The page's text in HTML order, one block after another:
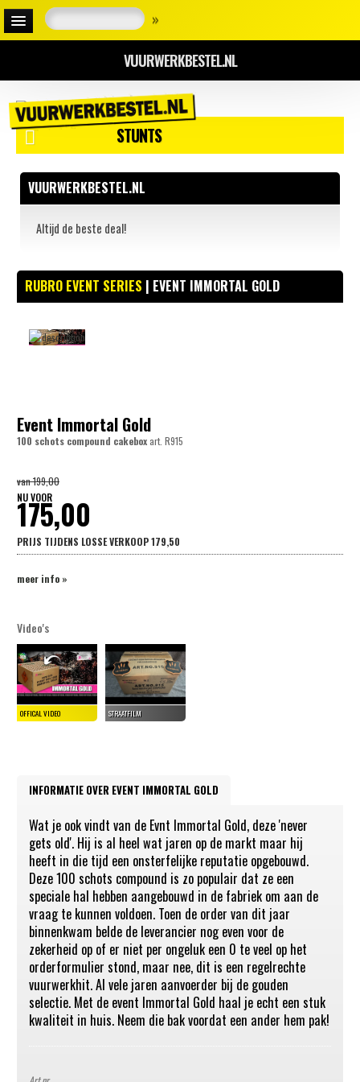
»
VUURWERKBESTEL.NL
STUNTS
VUURWERKBESTEL.NL
Altijd de beste deal!
RUBRO EVENT SERIES | EVENT IMMORTAL GOLD
Event Immortal Gold
100 schots compound cakeboxart. R915
van199,00
NU VOOR
175,00
PRIJS TIJDENS LOSSE VERKOOP179,50
meer info »
Video's
INFORMATIE OVER EVENT IMMORTAL GOLD
Wat je ook vindt van de Evnt Immortal Gold, deze 'never
gets old'. Hij is al heel wat jaren op de markt maar hij
heeft in die tijd een onsterfelijke reputatie opgebouwd.
Deze 100 schots compound is zo populair dat ze een
speciale hal hebben aangebouwd in de fabriek om aan de
vraag te kunnen voldoen. Toen de order van dit jaar
binnenkwam belde de leverancier nog even voor de
zekerheid op of er niet per ongeluk een 0 te veel op het
orderformulier stond, maar nee, dit is een regelrechte
vuurwerkhit. Al vele jaren aanvoerder bij de gouden
selectie. Met de event Immortal Gold haal je echt een stuk
kwaliteit in huis. Neem die bak voordat een ander hem pak!